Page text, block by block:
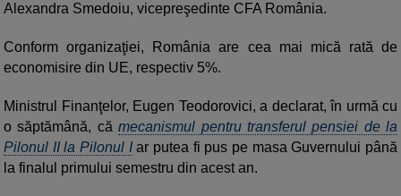
Alexandra Smedoiu, vicepreşedinte CFA România.
Conform organizaţiei, România are cea mai mică rată de
economisire din UE, respectiv 5%.
Ministrul Finanţelor, Eugen Teodorovici, a declarat, în urmă cu
o săptămână, cămecanismul pentru transferul pensiei de la
Pilonul II la Pilonul Iar putea fi pus pe masa Guvernului până
la finalul primului semestru din acest an.